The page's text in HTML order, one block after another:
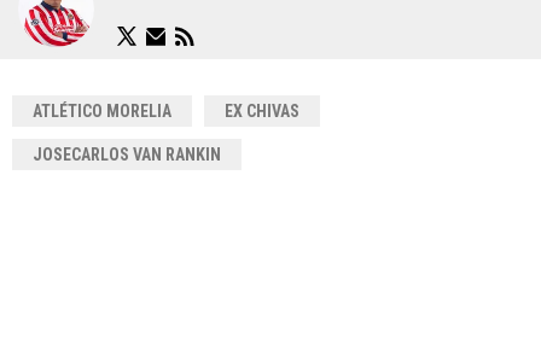
ATLÉTICO MORELIA EX CHIVAS
JOSECARLOS VAN RANKIN